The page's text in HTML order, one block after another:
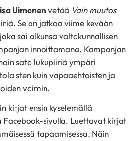
Uimonen vetää Vain muutos
Se on jatkoa viime kevään
sai alkunsa valtakunnallisen
innoittamana. Kampanjan
sata lukupiiriä ympäri
kuin vapaaehtoisten ja
voimin.
kirjat ensin kyselemällä
Facebook-sivulla. Luettavat kirjat
tapaamisessa. Näin